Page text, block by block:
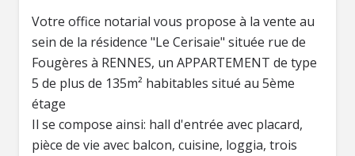
Votre office notarial vous propose à la vente au
sein de la résidence "Le Cerisaie" située rue de
Fougères à RENNES, un APPARTEMENT de type
5 de plus de 135m² habitables situé au 5ème
étage
Il se compose ainsi: hall d'entrée avec placard,
pièce de vie avec balcon, cuisine, loggia, trois